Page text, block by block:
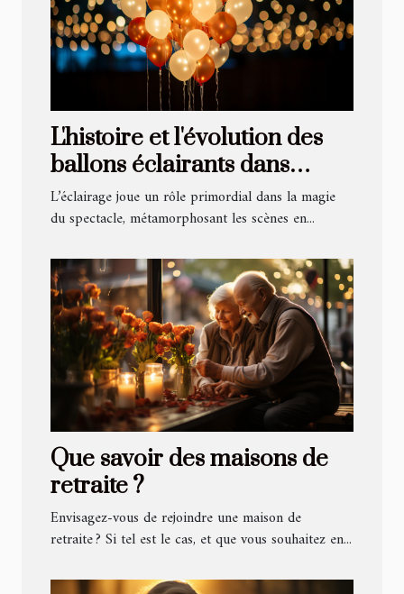
L'histoire et l'évolution des
ballons éclairants dans
l'industrie du spectacle
L’éclairage joue un rôle primordial dans la magie
du spectacle, métamorphosant les scènes en...
Que savoir des maisons de
retraite ?
Envisagez-vous de rejoindre une maison de
retraite ? Si tel est le cas, et que vous souhaitez en...